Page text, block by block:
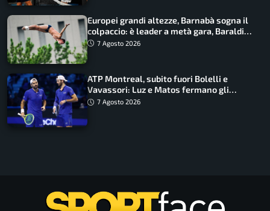
Europei grandi altezze, Barnabà sogna il
colpaccio: è leader a metà gara, Baraldi
ancora in corsa
7 Agosto 2026
ATP Montreal, subito fuori Bolelli e
Vavassori: Luz e Matos fermano gli
azzurri
7 Agosto 2026